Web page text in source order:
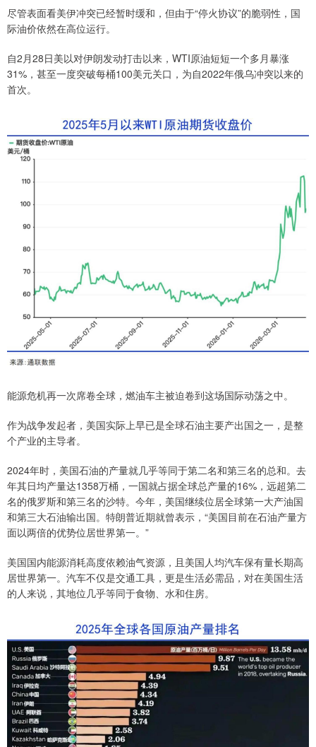
尽管表面看美伊冲突已经暂时缓和，但由于“停火协议”的脆弱性，国
际油价依然在高位运行。
自2月28日美以对伊朗发动打击以来，WTI原油短短一个多月暴涨
31%，甚至一度突破每桶100美元关口，为自2022年俄乌冲突以来的
首次。
能源危机再一次席卷全球，燃油车主被迫卷到这场国际动荡之中。
作为战争发起者，美国实际上早已是全球石油主要产出国之一，是整
个产业的主导者。
2024年时，美国石油的产量就几乎等同于第二名和第三名的总和。去
年其日均产量达1358万桶，一国就占据全球总产量的16%，远超第二
名的俄罗斯和第三名的沙特。今年，美国继续位居全球第一大产油国
和第三大石油输出国。特朗普近期就曾表示，“美国目前在石油产量方
面以两倍的优势位居世界第一。”
美国国内能源消耗高度依赖油气资源，且美国人均汽车保有量长期高
居世界第一。汽车不仅是交通工具，更是生活必需品‌，对在美国生活
的人来说，其地位几乎等同于食物、水和住房。